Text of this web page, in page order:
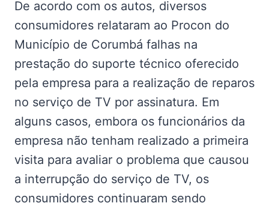
De acordo com os autos, diversos
consumidores relataram ao Procon do
Município de Corumbá falhas na
prestação do suporte técnico oferecido
pela empresa para a realização de reparos
no serviço de TV por assinatura. Em
alguns casos, embora os funcionários da
empresa não tenham realizado a primeira
visita para avaliar o problema que causou
a interrupção do serviço de TV, os
consumidores continuaram sendo